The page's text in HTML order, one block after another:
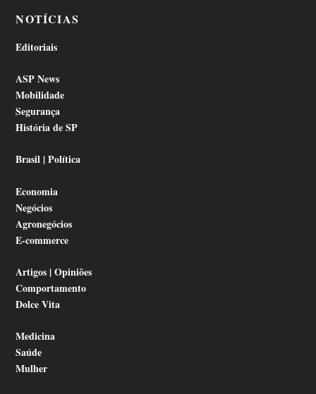
NOTÍCIAS
Editoriais
ASP News
Mobilidade
Segurança
História de SP
Brasil | Política
Economia
Negócios
Agronegócios
E-commerce
Artigos | Opiniões
Comportamento
Dolce Vita
Medicina
Saúde
Mulher